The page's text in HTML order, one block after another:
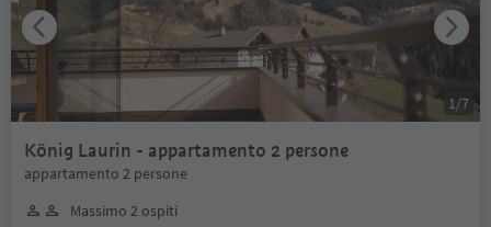
König Laurin - appartamento 2 persone
appartamento 2 persone
Massimo 2 ospiti
1/7